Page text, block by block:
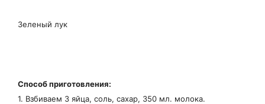
Зеленый лук
Способ приготовления:
1. Взбиваем 3 яйца, соль, сахар, 350 мл. молока.